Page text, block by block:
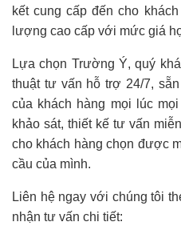
kết cung cấp đến cho
lượng cao cấp với mức giá
Lựa chọn Trường Ý, quý
thuật tư vấn hỗ trợ 24/7,
của khách hàng mọi lúc
khảo sát, thiết kế tư vấn
cho khách hàng chọn được
cầu của mình.
Liên hệ ngay với chúng tôi
nhận tư vấn chi tiết: